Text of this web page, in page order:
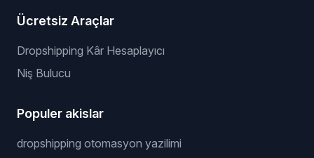
Ücretsiz Araçlar
Dropshipping Kâr Hesaplayıcı
Niş Bulucu
Populer akislar
dropshipping otomasyon yazilimi